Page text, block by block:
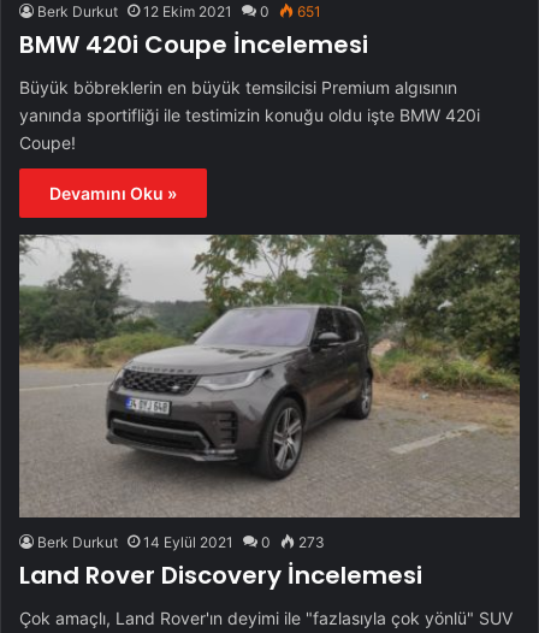
Berk Durkut 12 Ekim 2021 0 651
BMW 420i Coupe İncelemesi
Büyük böbreklerin en büyük temsilcisi Premium algısının
yanında sportifliği ile testimizin konuğu oldu işte BMW 420i
Coupe!
Devamını Oku »
Berk Durkut 14 Eylül 2021 0 273
Land Rover Discovery İncelemesi
Çok amaçlı, Land Rover'ın deyimi ile "fazlasıyla çok yönlü" SUV